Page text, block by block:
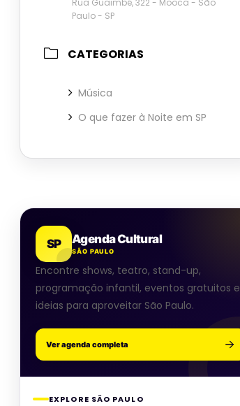
Rua Guaimbé, 322 - Mooca - São
Paulo - SP
CATEGORIAS
Música
O que fazer à Noite em SP
SP Agenda Cultural
SÃO PAULO
Encontre shows, teatro, stand-up,
programação infantil, eventos gratuitos e
ideias para aproveitar São Paulo.
Ver agenda completa
EXPLORE SÃO PAULO